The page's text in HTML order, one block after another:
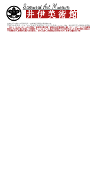
Samurai Art Museum
井 伊 美 術 館
当館は日本唯一の甲冑武具・史料考証専門の美術館です。
平成29年度大河ドラマ「おんな城主 井伊直虎」の主人公直虎とされた人物、徳川四天王の筆頭井伊直
＊当サイトにおけるすべての写真・文章等の著作権・版権は井伊美術館に属します。コピーなどの無
業者などの第三者に依頼して複製することは、たとえ個人や家庭内での利用であっても著作権法上認め
※当館展示の刀剣類等は銃刀法に遵法し、​全て正真の刀剣登録証が添付されている事を確認済みです。